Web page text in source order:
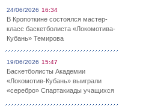
24/06/2026 16:34
В Кропоткине состоялся мастер-
класс баскетболиста «Локомотива-
Кубань» Темирова
19/06/2026 15:47
Баскетболисты Академии
«Локомотив-Кубань» выиграли
«серебро» Спартакиады учащихся